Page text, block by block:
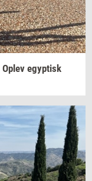
Oplev egyp­tisk